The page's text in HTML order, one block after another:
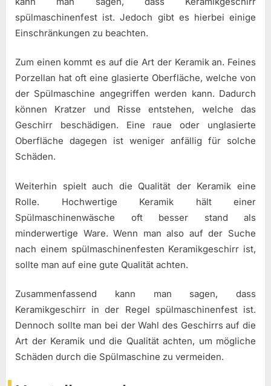
spülmaschinenfest ist. Jedoch gibt es hierbei einige
Einschränkungen zu beachten.
Zum einen kommt es auf die Art der Keramik an. Feines
Porzellan hat oft eine glasierte Oberfläche, welche von
der Spülmaschine angegriffen werden kann. Dadurch
können Kratzer und Risse entstehen, welche das
Geschirr beschädigen. Eine raue oder unglasierte
Oberfläche dagegen ist weniger anfällig für solche
Schäden.
Weiterhin spielt auch die Qualität der Keramik eine
Rolle. Hochwertige Keramik hält einer
Spülmaschinenwäsche oft besser stand als
minderwertige Ware. Wenn man also auf der Suche
nach einem spülmaschinenfesten Keramikgeschirr ist,
sollte man auf eine gute Qualität achten.
Zusammenfassend kann man sagen, dass
Keramikgeschirr in der Regel spülmaschinenfest ist.
Dennoch sollte man bei der Wahl des Geschirrs auf die
Art der Keramik und die Qualität achten, um mögliche
Schäden durch die Spülmaschine zu vermeiden.